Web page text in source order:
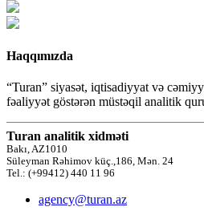
Haqqımızda
“Turan” siyasət, iqtisadiyyat və
fəaliyyət göstərən müstəqil analitik
Turan analitik xidməti
Bakı, AZ1010
Süleyman Rəhimov küç.,186, Mən. 24
Tel.: (+99412) 440 11 96
agency@turan.az